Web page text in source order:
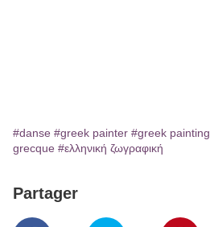
#danse #greek painter #greek painting
grecque #ελληνική ζωγραφική
Partager